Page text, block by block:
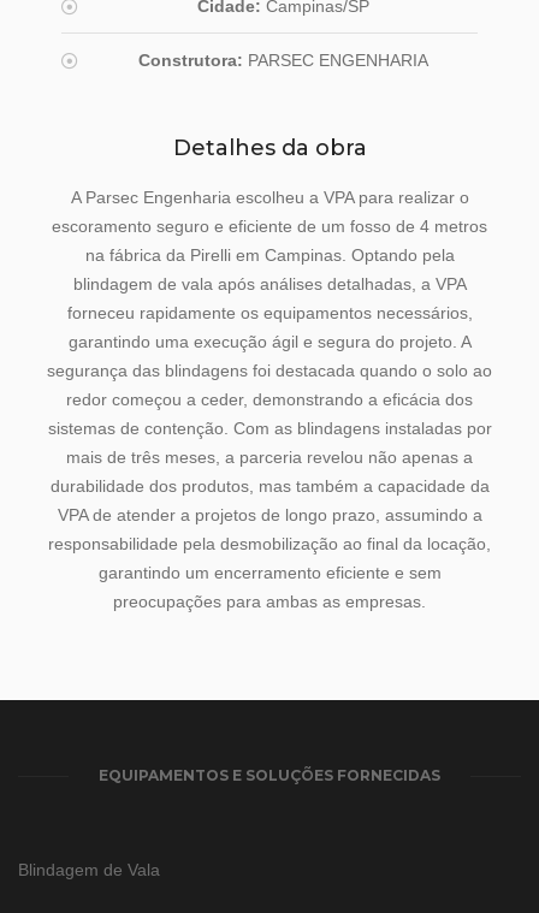
Cidade: Campinas/SP
Construtora: PARSEC ENGENHARIA
Detalhes da obra
A Parsec Engenharia escolheu a VPA para realizar o
escoramento seguro e eficiente de um fosso de 4 metros
na fábrica da Pirelli em Campinas. Optando pela
blindagem de vala após análises detalhadas, a VPA
forneceu rapidamente os equipamentos necessários,
garantindo uma execução ágil e segura do projeto. A
segurança das blindagens foi destacada quando o solo ao
redor começou a ceder, demonstrando a eficácia dos
sistemas de contenção. Com as blindagens instaladas por
mais de três meses, a parceria revelou não apenas a
durabilidade dos produtos, mas também a capacidade da
VPA de atender a projetos de longo prazo, assumindo a
responsabilidade pela desmobilização ao final da locação,
garantindo um encerramento eficiente e sem
preocupações para ambas as empresas.
EQUIPAMENTOS E SOLUÇÕES FORNECIDAS
Blindagem de Vala